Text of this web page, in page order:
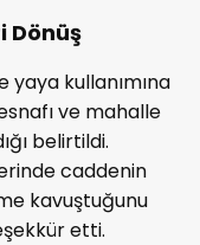
Dönüş
kullanımına
ve mahalle
belirtildi.
caddenin
kavuştuğunu
etti.